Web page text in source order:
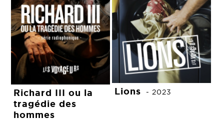
Richard III ou la
tragédie des
hommes
Lions - 2023